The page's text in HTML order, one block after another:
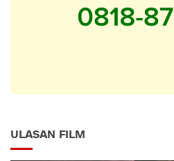
ULASAN FILM